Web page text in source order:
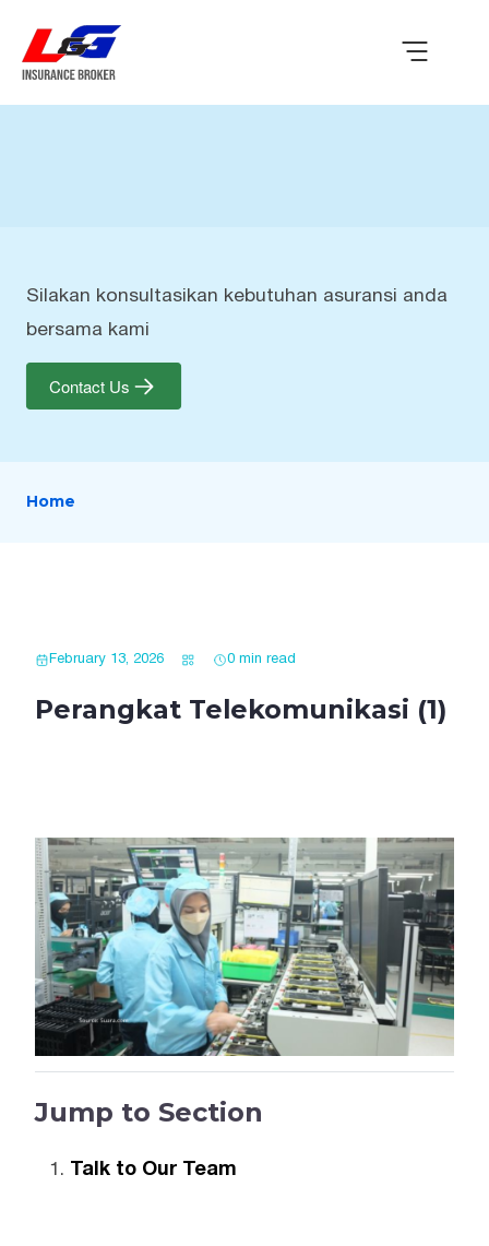
Silakan konsultasikan kebutuhan asuransi anda
bersama kami
Contact Us
Home
February 13, 2026 0 min read
Perangkat Telekomunikasi (1)
Jump to Section
Talk to Our Team